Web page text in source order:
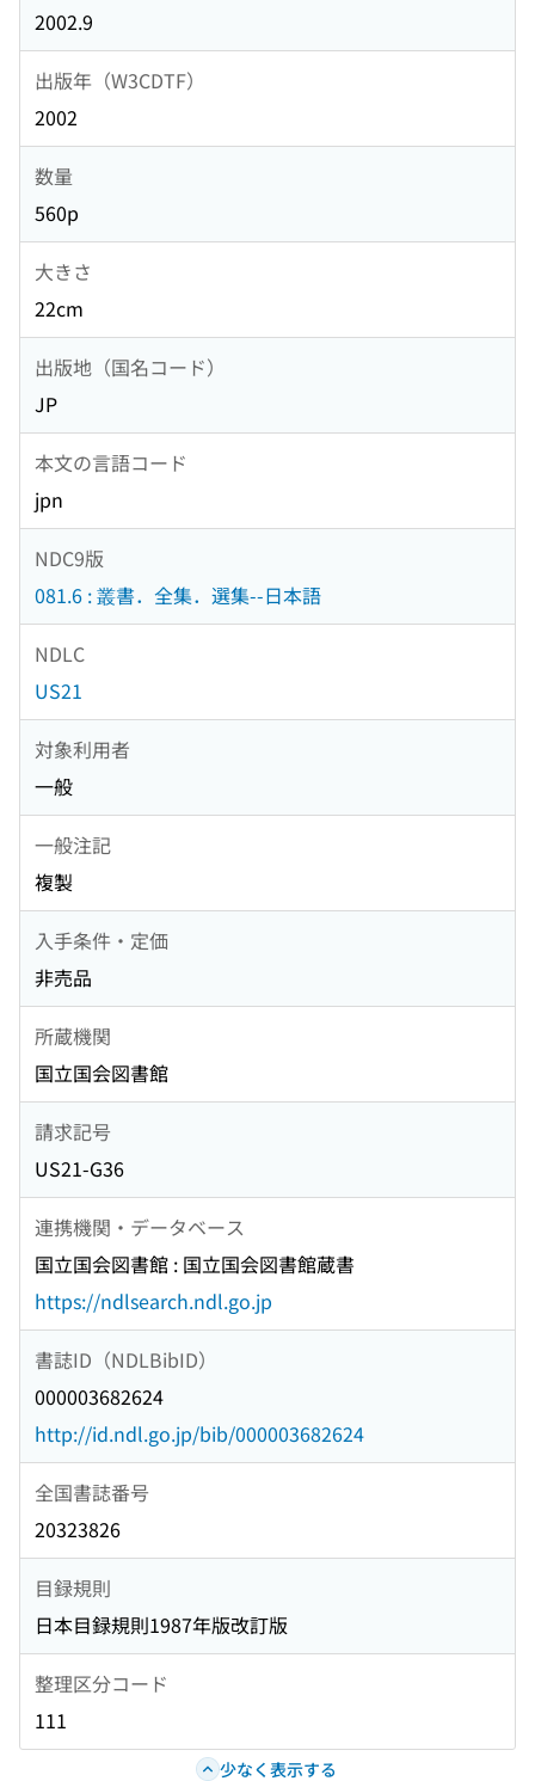
2002.9
出版年（W3CDTF）
2002
数量
560p
大きさ
22cm
出版地（国名コード）
JP
本文の言語コード
jpn
NDC9版
081.6 : 叢書．全集．選集--日本語
NDLC
US21
対象利用者
一般
一般注記
複製
入手条件・定価
非売品
所蔵機関
国立国会図書館
請求記号
US21-G36
連携機関・データベース
国立国会図書館 : 国立国会図書館蔵書
https://ndlsearch.ndl.go.jp
書誌ID（NDLBibID）
000003682624
http://id.ndl.go.jp/bib/000003682624
全国書誌番号
20323826
目録規則
日本目録規則1987年版改訂版
整理区分コード
111
少なく表示する